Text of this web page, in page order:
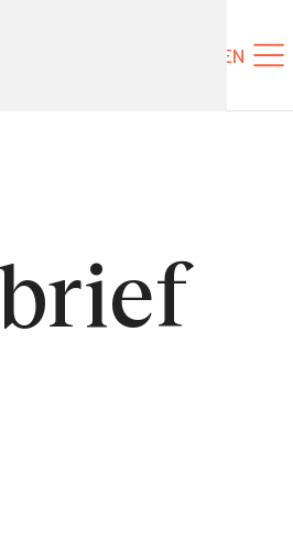
EN